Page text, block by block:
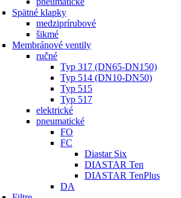
Spätné klapky
medziprírubové
šikmé
Membránové ventily
ručné
Typ 317 (DN65-DN150)
Typ 514 (DN10-DN50)
Typ 515
Typ 517
elektrické
pneumatické
FO
FC
Diastar Six
DIASTAR Ten
DIASTAR TenPlus
DA